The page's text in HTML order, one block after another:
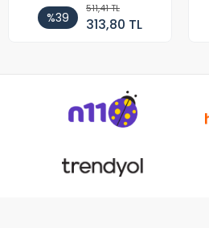
%39
511,41 TL
313,80 TL